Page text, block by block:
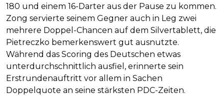
180 und einem 16-Darter aus der Pause zu kommen.
Zong servierte seinem Gegner auch in Leg zwei
mehrere Doppel-Chancen auf dem Silvertablett, die
Pietreczko bemerkenswert gut ausnutzte.
Während das Scoring des Deutschen etwas
unterdurchschnittlich ausfiel, erinnerte sein
Erstrundenauftritt vor allem in Sachen
Doppelquote an seine stärksten PDC-Zeiten.